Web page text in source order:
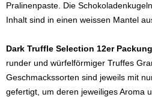
Pralinenpaste. Die
Inhalt sind in einen weissen Mantel
Dark Truffle Selection 12er
runder und würfelförmiger Truffes
Geschmackssorten sind jeweils mit
gefertigt, um deren jeweiliges Aroma